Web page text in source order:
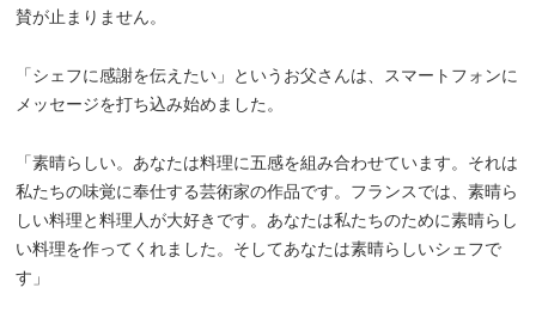
賛が止まりません。
「シェフに感謝を伝えたい」というお父さんは、スマートフォンに
メッセージを打ち込み始めました。
「素晴らしい。あなたは料理に五感を組み合わせています。それは
私たちの味覚に奉仕する芸術家の作品です。フランスでは、素晴ら
しい料理と料理人が大好きです。あなたは私たちのために素晴らし
い料理を作ってくれました。そしてあなたは素晴らしいシェフで
す」